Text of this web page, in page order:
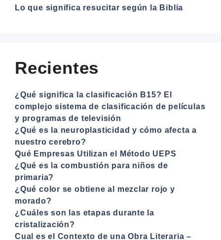
Lo que significa resucitar según la Biblia
Recientes
¿Qué significa la clasificación B15? El
complejo sistema de clasificación de películas
y programas de televisión
¿Qué es la neuroplasticidad y cómo afecta a
nuestro cerebro?
Qué Empresas Utilizan el Método UEPS
¿Qué es la combustión para niños de
primaria?
¿Qué color se obtiene al mezclar rojo y
morado?
¿Cuáles son las etapas durante la
cristalización?
Cual es el Contexto de una Obra Literaria –